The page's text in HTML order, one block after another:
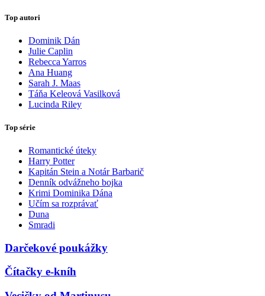
Top autori
Dominik Dán
Julie Caplin
Rebecca Yarros
Ana Huang
Sarah J. Maas
Táňa Keleová Vasilková
Lucinda Riley
Top série
Romantické úteky
Harry Potter
Kapitán Stein a Notár Barbarič
Denník odvážneho bojka
Krimi Dominika Dána
Učím sa rozprávať
Duna
Smradi
Darčekové poukážky
Čítačky e-kníh